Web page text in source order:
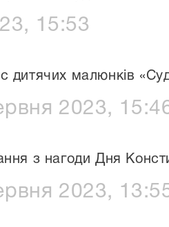
15:53
дитячих малюнків
2023,
з нагоди Дня
2023,